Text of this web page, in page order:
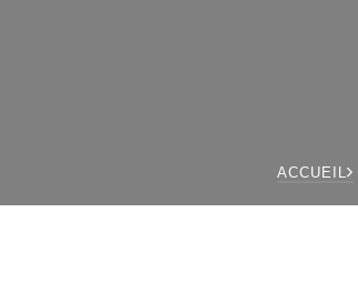
ACCUEIL